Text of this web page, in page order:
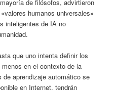
de filósofos, advirtieron
humanos universales»
inteligentes de IA no
que uno intenta definir los
en el contexto de la
aprendizaje automático se
en Internet, tendrán